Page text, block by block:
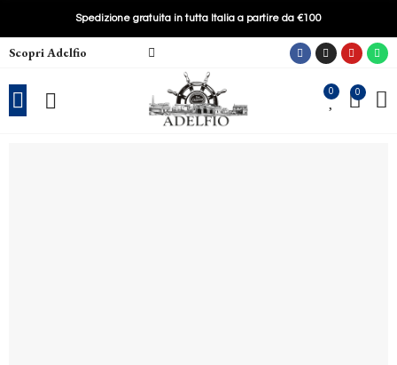
Spedizione gratuita in tutta Italia a partire da €100
Scopri Adelfio
0 0